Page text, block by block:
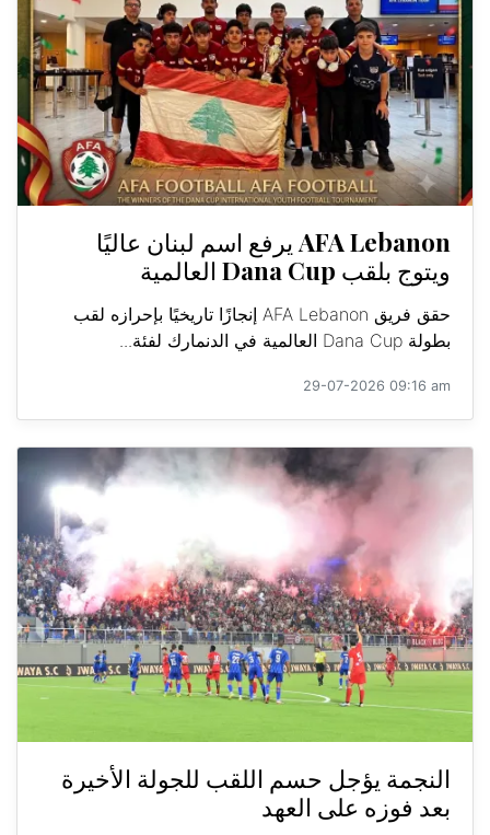
AFA Lebanon يرفع اسم لبنان عاليًا
ويتوج بلقب Dana Cup العالمية
حقق فريق AFA Lebanon إنجازًا تاريخيًا بإحرازه لقب
بطولة Dana Cup العالمية في الدنمارك لفئة...
29-07-2026 09:16 am
النجمة يؤجل حسم اللقب للجولة الأخيرة
بعد فوزه على العهد